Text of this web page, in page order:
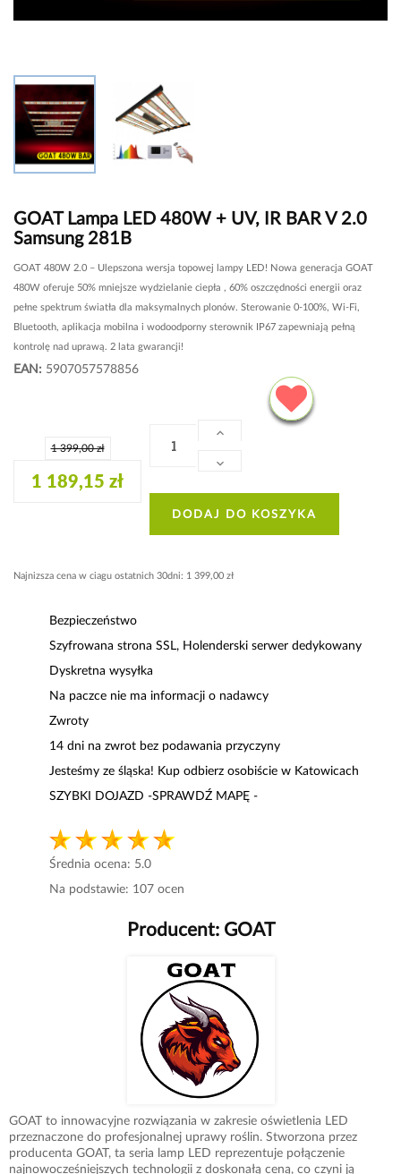
GOAT Lampa LED 480W + UV, IR BAR V 2.0
Samsung 281B
GOAT 480W 2.0 – Ulepszona wersja topowej lampy LED! Nowa generacja GOAT
480W oferuje 50% mniejsze wydzielanie ciepła , 60% oszczędności energii oraz
pełne spektrum światła dla maksymalnych plonów. Sterowanie 0-100%, Wi-Fi,
Bluetooth, aplikacja mobilna i wodoodporny sterownik IP67 zapewniają pełną
kontrolę nad uprawą. 2 lata gwarancji!
EAN: 5907057578856
1 399,00 zł
1 189,15 zł
DODAJ DO KOSZYKA
Najnizsza cena w ciagu ostatnich 30dni: 1 399,00 zł
Bezpieczeństwo
Szyfrowana strona SSL, Holenderski serwer dedykowany
Dyskretna wysyłka
Na paczce nie ma informacji o nadawcy
Zwroty
14 dni na zwrot bez podawania przyczyny
Jesteśmy ze śląska! Kup odbierz osobiście w Katowicach
SZYBKI DOJAZD -SPRAWDŹ MAPĘ -
Średnia ocena: 5.0
Na podstawie: 107 ocen
Producent:GOAT
GOAT to innowacyjne rozwiązania w zakresie oświetlenia LED
przeznaczone do profesjonalnej uprawy roślin. Stworzona przez
producenta GOAT, ta seria lamp LED reprezentuje połączenie
najnowocześniejszych technologii z doskonałą ceną, co czyni ją